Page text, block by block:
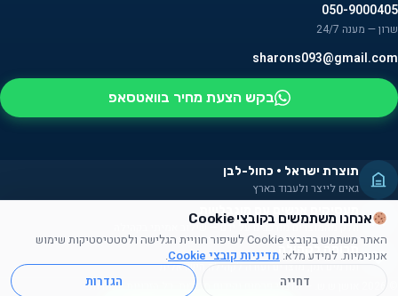
050-9000405
שרון — מענה 24/7
sharons093@gmail.com
בקש הצעת מחיר בוואטסאפ
תוצרת ישראל · כחול-לבן
גאים לייצר ולעבוד בארץ
מעסיקים אנשים עם מוגבלויות
חלק מהמוצרים מורכבים על ידם — שילוב אמיתי בקהילה
תרומה לקהילה
תורמים זמן, מוצרים ועזרה לקהילה הישראלית
אנחנו משתמשים בקובצי Cookie
האתר משתמש בקובצי Cookie לשיפור חוויית הגלישה ולסטטיסטיקות שימוש
אנונימיות. למידע מלא: מדיניות קובצי Cookie
.
דחייה
הגדרות